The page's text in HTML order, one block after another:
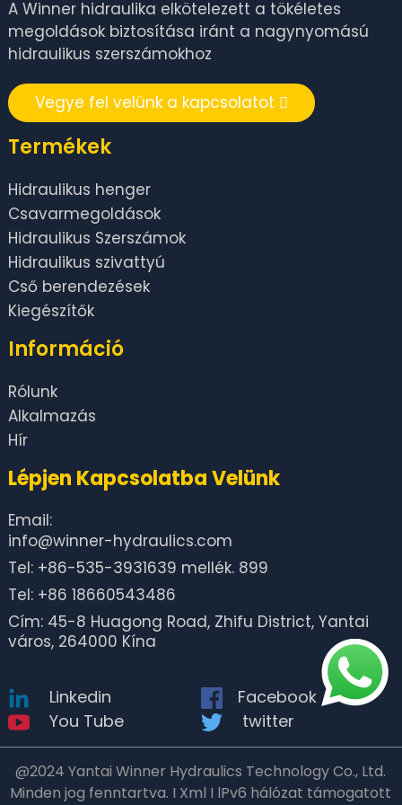
A Winner hidraulika elkötelezett a tökéletes
megoldások biztosítása iránt a nagynyomású
hidraulikus szerszámokhoz
Vegye fel velünk a kapcsolatot
Termékek
Hidraulikus henger
Csavarmegoldások
Hidraulikus Szerszámok
Hidraulikus szivattyú
Cső berendezések
Kiegészítők
Információ
Rólunk
Alkalmazás
Hír
Lépjen Kapcsolatba Velünk
Email:
info@winner-hydraulics.com
Tel: +86-535-3931639 mellék. 899
Tel: +86 18660543486
Cím: 45-8 Huagong Road, Zhifu District, Yantai
város, 264000 Kína
Linkedin
Facebook
You Tube
twitter
@2024 Yantai Winner Hydraulics Technology Co., Ltd.
Minden jog fenntartva. I Xml I lPv6 hálózat támogatott